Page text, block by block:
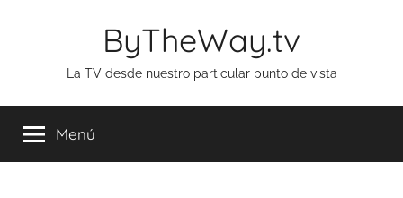
ByTheWay.tv
La TV desde nuestro particular punto de vista
Menú